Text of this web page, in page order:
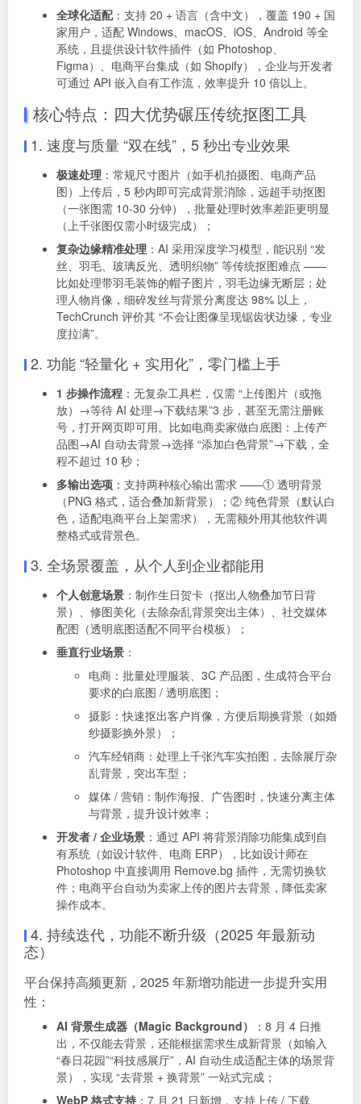
全球化适配：支持 20 + 语言（含中文），覆盖 190 + 国
家用户，适配 Windows、macOS、iOS、Android 等全
系统，且提供设计软件插件（如 Photoshop、
Figma）、电商平台集成（如 Shopify），企业与开发者
可通过 API 嵌入自有工作流，效率提升 10 倍以上。
核心特点：四大优势碾压传统抠图工具
1. 速度与质量 “双在线”，5 秒出专业效果
极速处理 ：常规尺寸图片（如手机拍摄图、电商产品
图）上传后，5 秒内即可完成背景消除，远超手动抠图
（一张图需 10-30 分钟），批量处理时效率差距更明显
（上千张图仅需小时级完成）；
复杂边缘精准处理 ：AI 采用深度学习模型，能识别 “发
丝、羽毛、玻璃反光、透明织物” 等传统抠图难点 ——
比如处理带羽毛装饰的帽子图片，羽毛边缘无断层；处
理人物肖像，细碎发丝与背景分离度达 98% 以上，
TechCrunch 评价其 “不会让图像呈现锯齿状边缘，专业
度拉满”。
2. 功能 “轻量化 + 实用化”，零门槛上手
1 步操作流程 ：无复杂工具栏，仅需 “上传图片（或拖
放）→等待 AI 处理→下载结果”3 步，甚至无需注册账
号，打开网页即可用。比如电商卖家做白底图：上传产
品图→AI 自动去背景→选择 “添加白色背景”→下载，全
程不超过 10 秒；
多输出选项 ：支持两种核心输出需求 ——① 透明背景
（PNG 格式，适合叠加新背景）；② 纯色背景（默认白
色，适配电商平台上架需求），无需额外用其他软件调
整格式或背景色。
3. 全场景覆盖，从个人到企业都能用
个人创意场景 ：制作生日贺卡（抠出人物叠加节日背
景）、修图美化（去除杂乱背景突出主体）、社交媒体
配图（透明底图适配不同平台模板）；
垂直行业场景 ：
电商：批量处理服装、3C 产品图，生成符合平台
要求的白底图 / 透明底图；
摄影：快速抠出客户肖像，方便后期换背景（如婚
纱摄影换外景）；
汽车经销商：处理上千张汽车实拍图，去除展厅杂
乱背景，突出车型；
媒体 / 营销：制作海报、广告图时，快速分离主体
与背景，提升设计效率；
开发者 / 企业场景 ：通过 API 将背景消除功能集成到自
有系统（如设计软件、电商 ERP），比如设计师在
Photoshop 中直接调用 Remove.bg 插件，无需切换软
件；电商平台自动为卖家上传的图片去背景，降低卖家
操作成本。
4. 持续迭代，功能不断升级（2025 年最新动
态）
平台保持高频更新，2025 年新增功能进一步提升实用
性：
AI 背景生成器（Magic Background）
：8 月 4 日推
出，不仅能去背景，还能根据需求生成新背景（如输入
“春日花园”“科技感展厅”，AI 自动生成适配主体的场景背
景），实现 “去背景 + 换背景” 一站式完成；
WebP 格式支持 ：7 月 21 日新增，支持上传 / 下载